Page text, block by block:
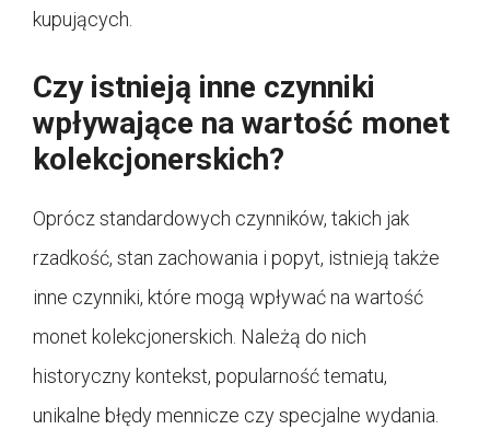
kupujących.
Czy istnieją inne czynniki
wpływające na wartość monet
kolekcjonerskich?
Oprócz standardowych czynników, takich jak
rzadkość, stan zachowania i popyt, istnieją także
inne czynniki, które mogą wpływać na wartość
monet kolekcjonerskich. Należą do nich
historyczny kontekst, popularność tematu,
unikalne błędy mennicze czy specjalne wydania.